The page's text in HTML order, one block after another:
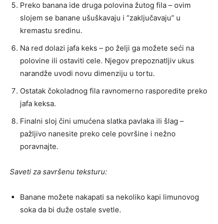
Preko banana ide druga polovina žutog fila – ovim
slojem se banane ušuškavaju i “zaključavaju” u
kremastu sredinu.
Na red dolazi jafa keks – po želji ga možete seći na
polovine ili ostaviti cele. Njegov prepoznatljiv ukus
narandže uvodi novu dimenziju u tortu.
Ostatak čokoladnog fila ravnomerno rasporedite preko
jafa keksa.
Finalni sloj čini umućena slatka pavlaka ili šlag –
pažljivo nanesite preko cele površine i nežno
poravnajte.
Saveti za savršenu teksturu:
Banane možete nakapati sa nekoliko kapi limunovog
soka da bi duže ostale svetle.